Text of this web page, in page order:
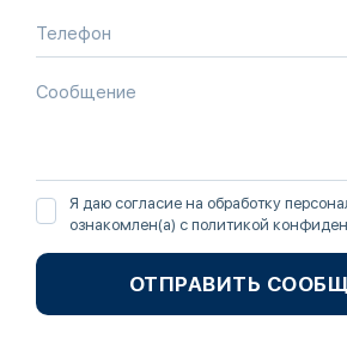
Я даю согласие на обработку
ознакомлен(а) с политикой
ОТПРАВИТЬ